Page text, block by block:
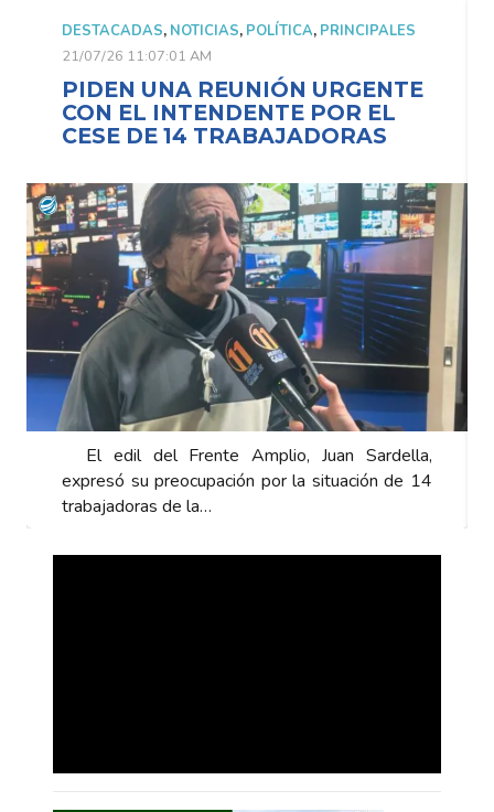
DESTACADAS, NOTICIAS, POLÍTICA, PRINCIPALES
21/07/26 11:07:01 AM
PIDEN UNA REUNIÓN URGENTE
CON EL INTENDENTE POR EL
CESE DE 14 TRABAJADORAS
El edil del Frente Amplio, Juan Sardella,
expresó su preocupación por la situación de 14
trabajadoras de la…